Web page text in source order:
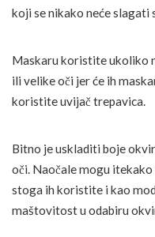
koji se nikako neće slagati
Maskaru koristite ukoliko
ili velike oči jer će ih
koristite uvijač trepavica.
Bitno je uskladiti boje
oči. Naočale mogu
stoga ih koristite i kao
maštovitost u odabiru